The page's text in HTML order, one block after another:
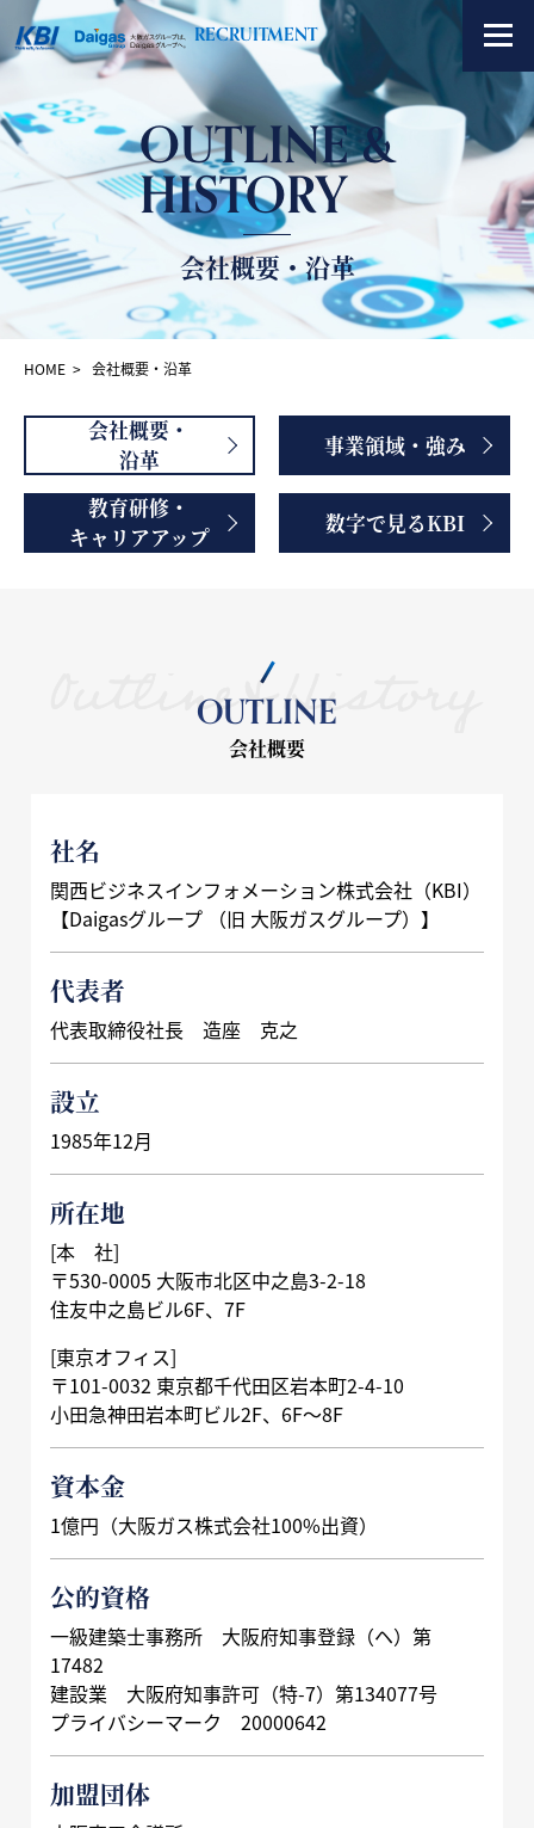
RECRUITMENT
お知らせ
求人情報
KBIについて
社員紹介
OUTLINE &
HISTORY
会社概要・沿革
HOME 会社概要・沿革
会社概要・
沿革
事業領域・強み
教育研修・
キャリアアップ
数字で見るKBI
OUTLINE
会社概要
社名
関西ビジネスインフォメーション株式会社（KBI）
【Daigasグループ （旧 大阪ガスグループ）】
代表者
代表取締役社長 造座 克之
設立
1985年12月
所在地
[本 社]
〒530-0005 大阪市北区中之島3-2-18
住友中之島ビル6F、7F
[東京オフィス]
〒101-0032 東京都千代田区岩本町2-4-10
小田急神田岩本町ビル2F、6F～8F
資本金
1億円（大阪ガス株式会社100%出資）
公的資格
一級建築士事務所 大阪府知事登録（ヘ）第
17482
建設業 大阪府知事許可（特-7）第134077号
プライバシーマーク 20000642
加盟団体